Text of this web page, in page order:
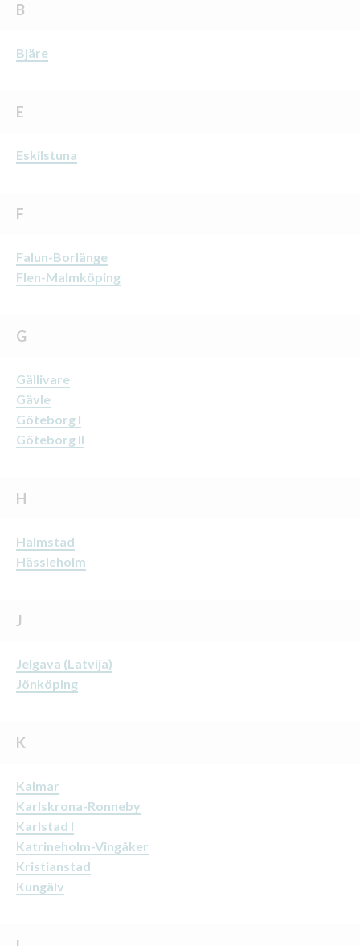
B
Bjäre
E
Eskilstuna
F
Falun-Borlänge
Flen-Malmköping
G
Gällivare
Gävle
Göteborg I
Göteborg II
H
Halmstad
Hässleholm
J
Jelgava (Latvija)
Jönköping
K
Kalmar
Karlskrona-Ronneby
Karlstad I
Katrineholm-Vingåker
Kristianstad
Kungälv